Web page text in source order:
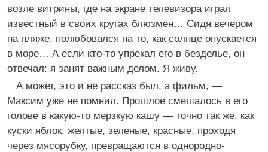
возле витрины, где на экране телевизора играл
известный в своих кругах блюзмен… Сидя вечером
на пляже, полюбовался на то, как солнце опускается
в море… А если кто-то упрекал его в безделье, он
отвечал: я занят важным делом. Я живу.
А может, это и не рассказ был, а фильм, —
Максим уже не помнил. Прошлое смешалось в его
голове в какую-то мерзкую кашу — точно так же, как
куски яблок, желтые, зеленые, красные, проходя
через мясорубку, превращаются в однородно-